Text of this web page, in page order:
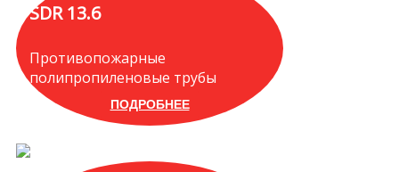
SDR 13.6
Противопожарные
полипропиленовые трубы
ПОДРОБНЕЕ